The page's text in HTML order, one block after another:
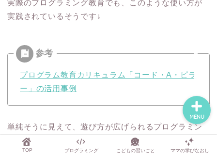
実際のプログラミング教育でも、このような使い方が
実践されているそうです↓
プログラム教育カリキュラム「コード・A・ピラ
ー」の活用事例
単純そうに見えて、遊び方が広げられるプログラミン
グ教材でしょう。
TOP プログラミング こどもの習いごと ママの学びなおし
MENU
プログラミング